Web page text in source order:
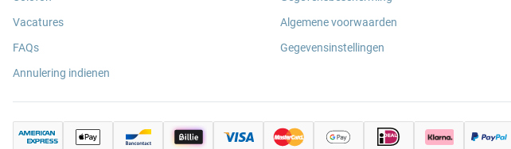
Vacatures
FAQs
Annulering indienen
Algemene voorwaarden
Gegevensinstellingen